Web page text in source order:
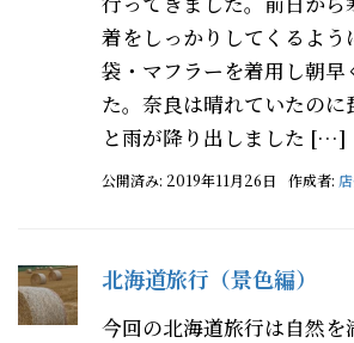
着をしっかりしてくるよ
袋・マフラーを着用し朝早
た。奈良は晴れていたのに
と雨が降り出しました […]
公開済み: 2019年11月26日 作成者:
北海道旅行（景色編）
今回の北海道旅行は自然を